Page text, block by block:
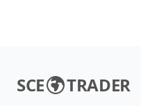
SCE TRADER